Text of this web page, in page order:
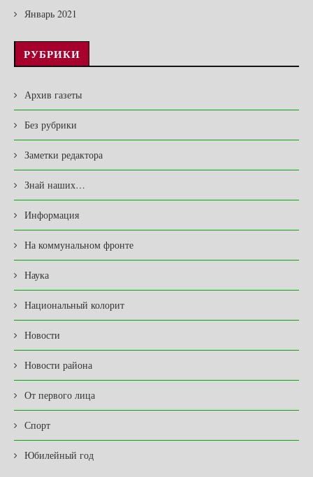
Январь 2021
РУБРИКИ
Архив газеты
Без рубрики
Заметки редактора
Знай наших…
Информация
На коммунальном фронте
Наука
Национальный колорит
Новости
Новости района
От первого лица
Спорт
Юбилейный год